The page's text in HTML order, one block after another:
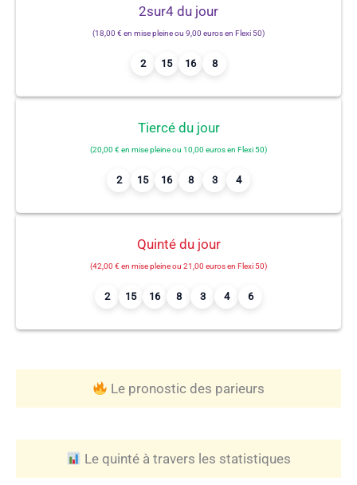
2sur4 du jour
(18,00 € en mise pleine ou 9,00 euros en Flexi 50)
2 15 16 8
Tiercé du jour
(20,00 € en mise pleine ou 10,00 euros en Flexi 50)
2 15 16 8 3 4
Quinté du jour
(42,00 € en mise pleine ou 21,00 euros en Flexi 50)
2 15 16 8 3 4 6
Le pronostic des parieurs
Le quinté à travers les statistiques